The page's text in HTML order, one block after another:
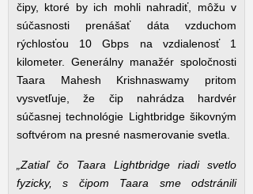
čipy, ktoré by ich mohli nahradiť, môžu v
súčasnosti prenášať dáta vzduchom
rýchlosťou 10 Gbps na vzdialenosť 1
kilometer. Generálny manažér spoločnosti
Taara Mahesh Krishnaswamy pritom
vysvetľuje, že čip nahrádza hardvér
súčasnej technológie Lightbridge šikovným
softvérom na presné nasmerovanie svetla.
„Zatiaľ čo Taara Lightbridge riadi svetlo
fyzicky, s čipom Taara sme odstránili